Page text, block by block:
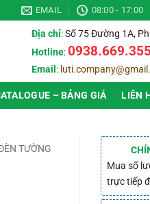
EMAIL 08:00 - 17:00
Địa chỉ:Số 75 Đường 1A,
Hotline:0938.669.355
Email :
– BẢNG GIÁ LIÊN
TƯỜNG
Mua số
trực tiếp